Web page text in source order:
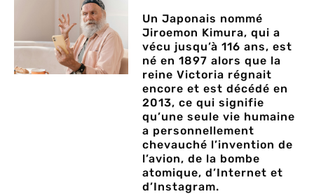
Un Japonais nommé
Jiroemon Kimura, qui a
vécu jusqu’à 116 ans, est
né en 1897 alors que la
reine Victoria régnait
encore et est décédé en
2013, ce qui signifie
qu’une seule vie humaine
a personnellement
chevauché l’invention de
l’avion, de la bombe
atomique, d’Internet et
d’Instagram.